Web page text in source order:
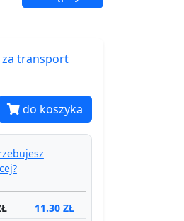
transport
do koszyka
11.30 ZŁ